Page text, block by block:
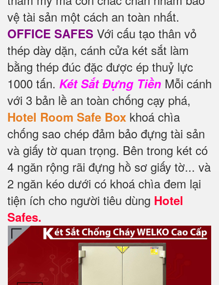
vệ tài sản một cách an toàn nhất.
OFFICE SAFES Với cấu tạo thân vỏ
thép dày dặn, cánh cửa két sắt làm
bằng thép đúc đặc được ép thuỷ lực
1000 tấn. Két Sắt Đựng Tiền Mỗi cánh
với 3 bản lề an toàn chống cạy phá,
Hotel Room Safe Box khoá chìa
chống sao chép đảm bảo đựng tài sản
và giấy tờ quan trọng. Bên trong két có
4 ngăn rộng rãi đựng hồ sơ giấy tờ... và
2 ngăn kéo dưới có khoá chìa đem lại
tiện ích cho người tiêu dùng Hotel
Safes.